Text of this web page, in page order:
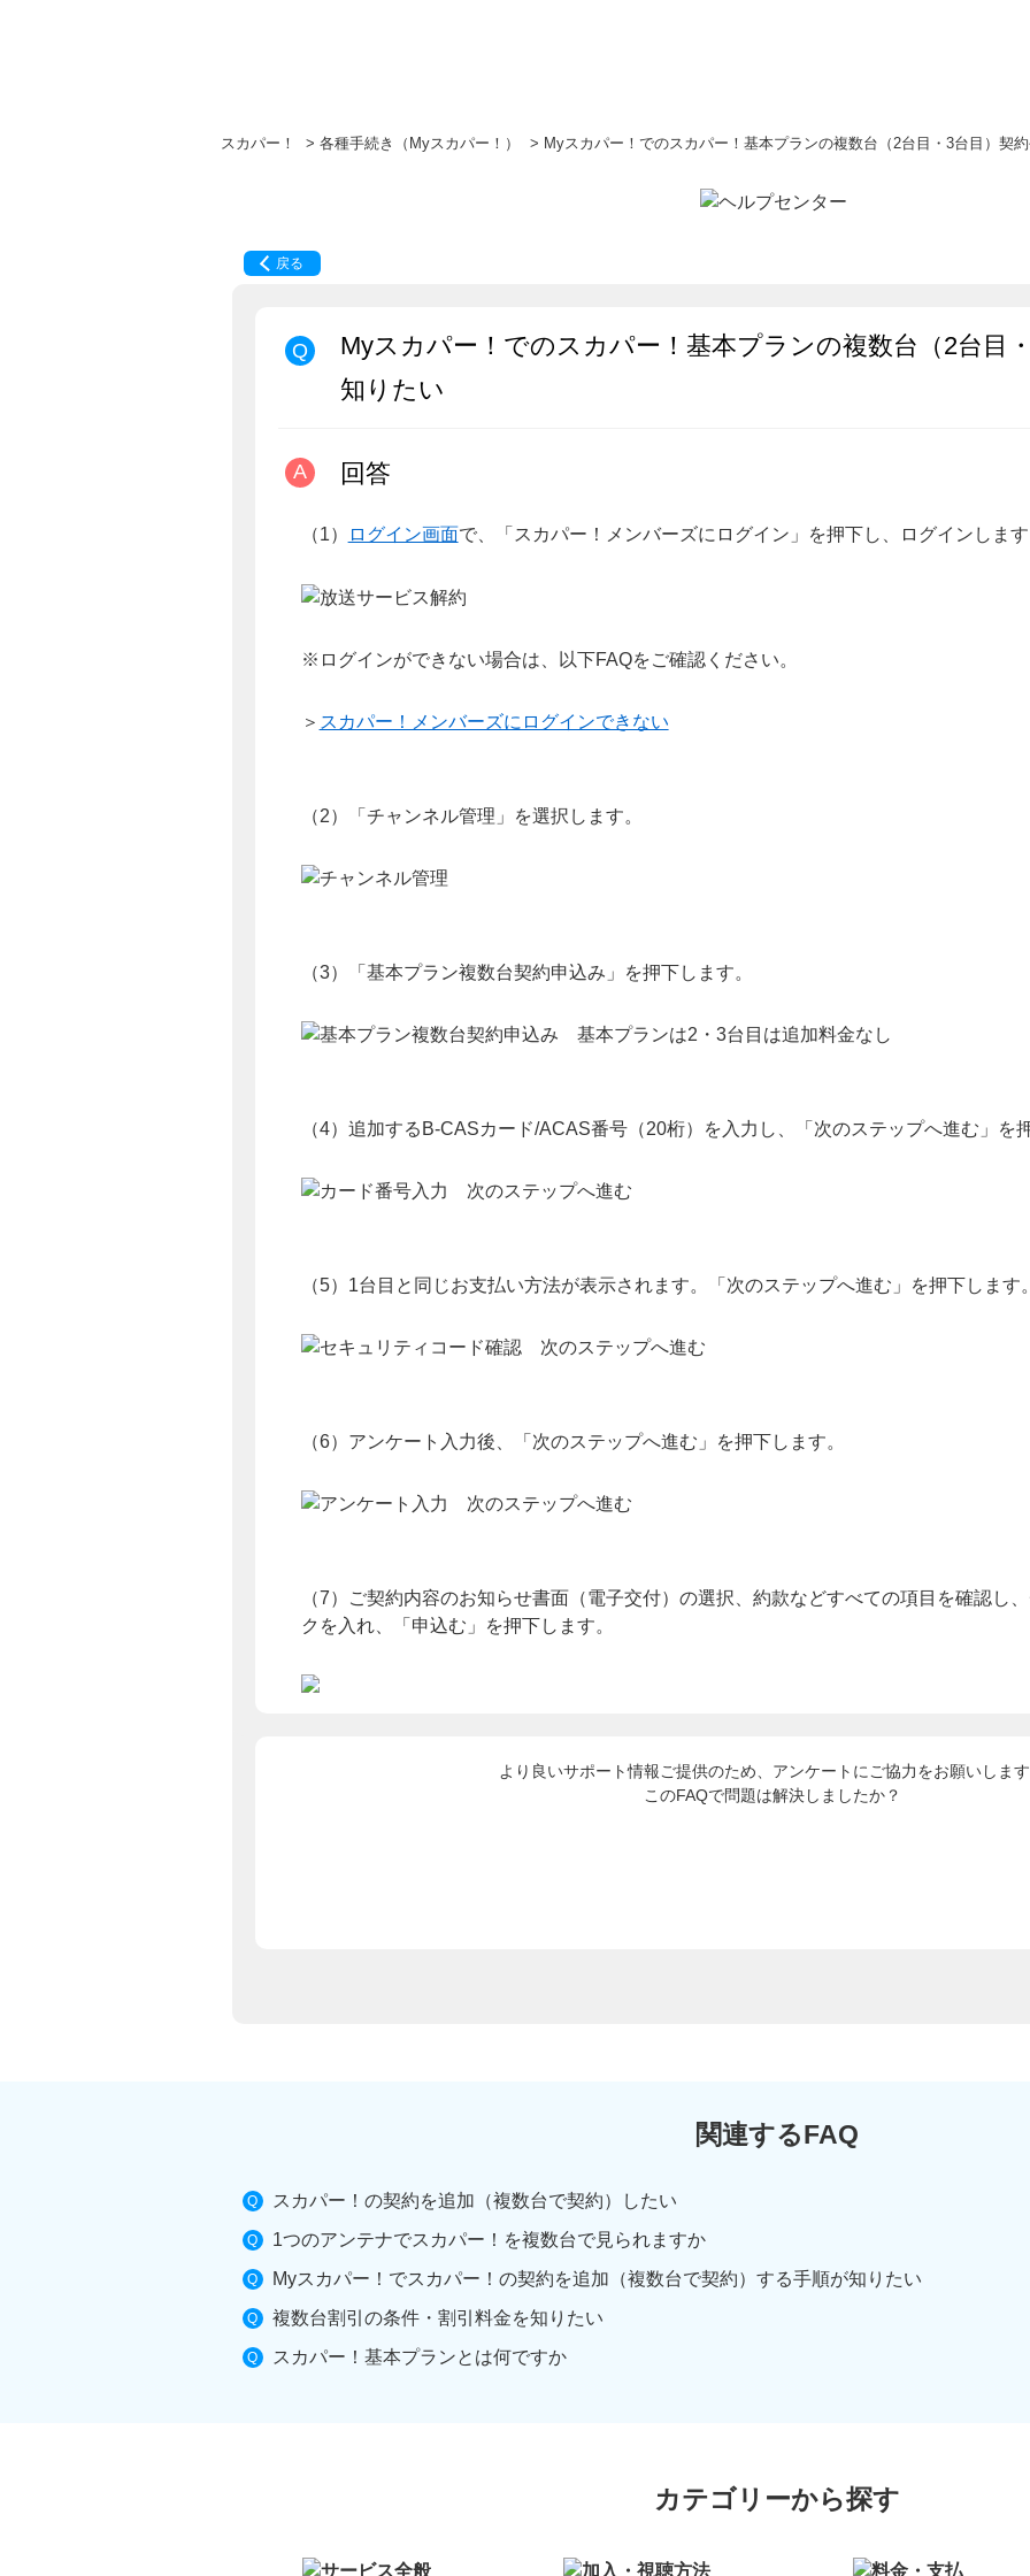
スカパー！ > 各種手続き（Myスカパー！） > Myスカパー！でのスカパー！基本プランの複数台（2台目・3台目）契
戻る
Myスカパー！でのスカパー！基本プランの複数台（2台目
知りたい
回答
（1） ログイン画面で、「スカパー！メンバーズにログイン」を押下し、ログインしま
※ログインができない場合は、以下FAQをご確認ください。
＞ スカパー！メンバーズにログインできない
（2）「チャンネル管理」を選択します。
（3）「基本プラン複数台契約申込み」を押下します。
（4）追加するB-CASカード/ACAS番号（20桁）を入力し、「次のステップへ進む」を
（5）1台目と同じお支払い方法が表示されます。「次のステップへ進む」を押下します
（6）アンケート入力後、「次のステップへ進む」を押下します。
（7）ご契約内容のお知らせ書面（電子交付）の選択、約款などすべての項目を確認し
クを入れ、「申込む」を押下します。
より良いサポート情報ご提供のため、アンケートにご協力をお願いしま
このFAQで問題は解決しましたか？
関連するFAQ
スカパー！の契約を追加（複数台で契約）したい
1つのアンテナでスカパー！を複数台で見られますか
Myスカパー！でスカパー！の契約を追加（複数台で契約）する手順が知りたい
複数台割引の条件・割引料金を知りたい
スカパー！基本プランとは何ですか
カテゴリーから探す